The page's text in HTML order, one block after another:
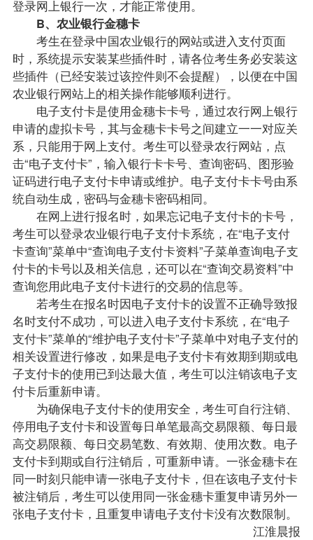
登录网上银行一次，才能正常使用。
B、农业银行金穗卡
考生在登录中国农业银行的网站或进入支付页面
时，系统提示安装某些插件时，请各位考生务必安装这
些插件（已经安装过该控件则不会提醒），以便在中国
农业银行网站上的相关操作能够顺利进行。
电子支付卡是使用金穗卡卡号，通过农行网上银行
申请的虚拟卡号，其与金穗卡卡号之间建立一一对应关
系，只能用于网上支付。考生可以登录农行网站，点
击“电子支付卡”，输入银行卡卡号、查询密码、图形验
证码进行电子支付卡申请或维护。电子支付卡卡号由系
统自动生成，密码与金穗卡密码相同。
在网上进行报名时，如果忘记电子支付卡的卡号，
考生可以登录农业银行电子支付卡系统，在“电子支付
卡查询”菜单中“查询电子支付卡资料”子菜单查询电子支
付卡的卡号以及相关信息，还可以在“查询交易资料”中
查询您用此电子支付卡进行的交易的信息等。
若考生在报名时因电子支付卡的设置不正确导致报
名时支付不成功，可以进入电子支付卡系统，在“电子
支付卡”菜单的“维护电子支付卡”子菜单中对电子支付的
相关设置进行修改，如果是电子支付卡有效期到期或电
子支付卡的使用已到达最大值，考生可以注销该电子支
付卡后重新申请。
为确保电子支付卡的使用安全，考生可自行注销、
停用电子支付卡和设置每日单笔最高交易限额、每日最
高交易限额、每日交易笔数、有效期、使用次数。电子
支付卡到期或自行注销后，可重新申请。一张金穗卡在
同一时刻只能申请一张电子支付卡，但在该电子支付卡
被注销后，考生可以使用同一张金穗卡重复申请另外一
张电子支付卡，且重复申请电子支付卡没有次数限制。
江淮晨报